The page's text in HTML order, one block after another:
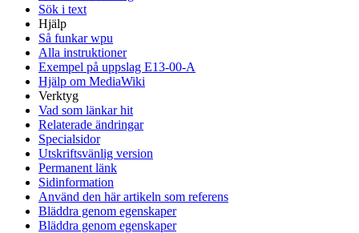
Sök i text
Hjälp
Så funkar wpu
Alla instruktioner
Exempel på uppslag E13-00-A
Hjälp om MediaWiki
Verktyg
Vad som länkar hit
Relaterade ändringar
Specialsidor
Utskriftsvänlig version
Permanent länk
Sidinformation
Använd den här artikeln som referens
Bläddra genom egenskaper
Bläddra genom egenskaper